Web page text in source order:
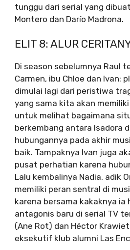
tunggu dari serial yang
Montero dan Darío Madrona.
ELIT 8: ALUR
Di season sebelumnya Raul
Carmen, ibu Chloe dan Ivan:
dimulai lagi dari peristiwa
yang sama kita akan
untuk melihat bagaimana
berkembang antara Isadora
hubungannya pada akhir
baik. Tampaknya Ivan juga
pusat perhatian karena
Lalu kembalinya Nadia, adik
memiliki peran sentral di
karena bersama kakaknya ia
antagonis baru di serial TV
(Ane Rot) dan Héctor
eksekutif klub alumni Las